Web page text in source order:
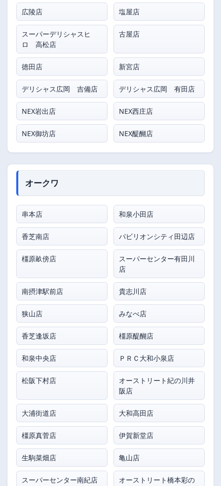
広陵店 塩屋店
スーパーデリシャスヒ
ロ 高松店
古屋店
徳田店 新宮店
デリシャス広岡 吉備店 デリシャス広岡 有田店
NEX岩出店 NEX西庄店
NEX御坊店 NEX醍醐店
オークワ
串本店 和泉小田店
香芝南店 パビリオンシティ田辺店
橿原畝傍店
スーパーセンター有田川
店
南摂津駅前店 貴志川店
狭山店 みなべ店
香芝逢坂店 橿原醍醐店
和泉中央店 ＰＲＣ大和小泉店
松阪下村店
オーストリート紀の川井
阪店
大浦街道店 大和高田店
橿原真菅店 伊賀新堂店
生駒菜畑店 亀山店
スーパーセンター南紀店
オーストリート橋本彩の